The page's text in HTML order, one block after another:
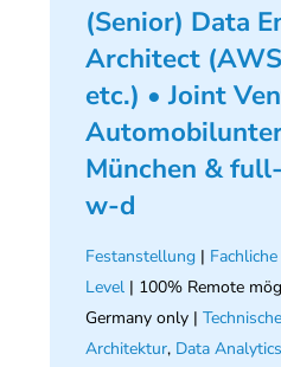
(Senior) Data
Architect
etc.) • Joint
München &
w-d
Festanstellung |
Level | 100% Remote
Germany only |
Architektur, Data